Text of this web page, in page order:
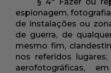
espionagem,
de instalações ou
de guerra, de
mesmo fim,
nos referidos
aerofotográficas,